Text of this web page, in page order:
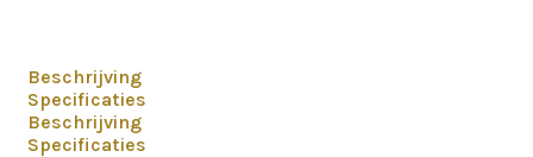
Beschrijving
Specificaties
Beschrijving
Specificaties